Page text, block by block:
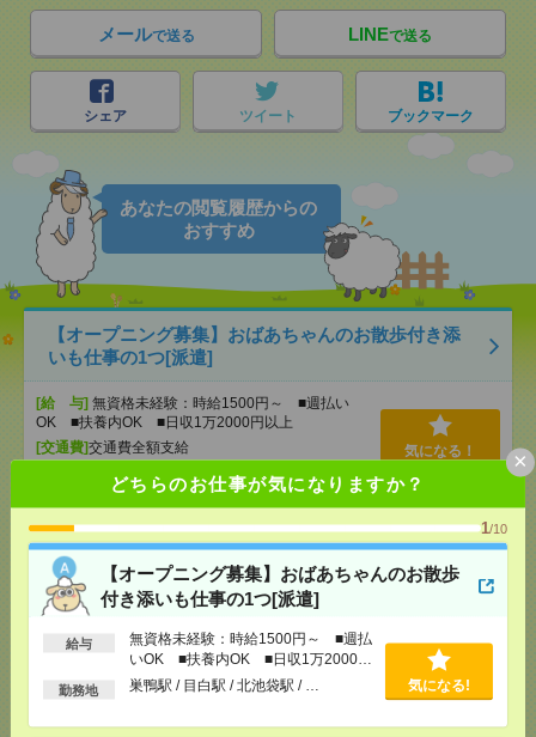
どちらのお仕事が気になりますか？
1/10
【オープニング募集】おばあちゃんのお散歩
付き添いも仕事の1つ[派遣]
給与
無資格未経験：時給1500円～ ■週払
いOK ■扶養内OK ■日収1万2000円
以上
勤務地 巣鴨駅 / 目白駅 / 北池袋駅 / … 気になる!
×
メールで送る LINEで送る
シェア ツイート ブックマーク
あなたの閲覧履歴からの
おすすめ
【オープニング募集】おばあちゃんのお散歩付き添
いも仕事の1つ[派遣]
[給 与] 無資格未経験：時給1500円～ ■週払い
OK ■扶養内OK ■日収1万2000円以上
[交通費]交通費全額支給
巣鴨駅 目白駅 / 北池袋駅 / …
気になる！
説明会参加で全員に【現金2千円相当プレゼント】生
活のお手伝い[派遣]
[給 与]
無資格未経験：時給1500円～ ■週払い
OK ■扶養内OK ■日収1万2000円以上
[交通費]交通費全額支給
とうきょうスカイツリー駅
成曳舟駅/
気になる！